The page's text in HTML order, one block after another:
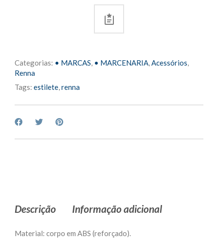
Categorias: • MARCAS, • MARCENARIA,Acessórios,
Renna
Tags: estilete,renna
Descrição Informação adicional
Material: corpo em ABS (reforçado).